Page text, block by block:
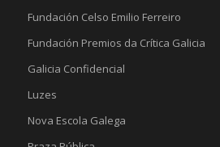
Fundación Celso Emilio Ferreiro
Fundación Premios da Crítica Galicia
Galicia Confidencial
Luzes
Nova Escola Galega